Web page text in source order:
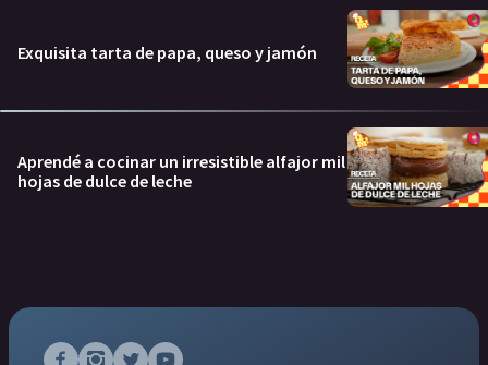
Exquisita tarta de papa, queso y jamón
Aprendé a cocinar un irresistible alfajor mil
hojas de dulce de leche